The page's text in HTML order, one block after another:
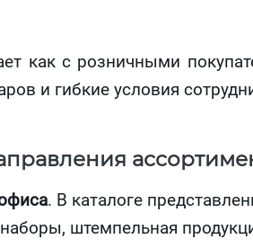
как с розничными
и гибкие условия
. В каталоге
штемпельная